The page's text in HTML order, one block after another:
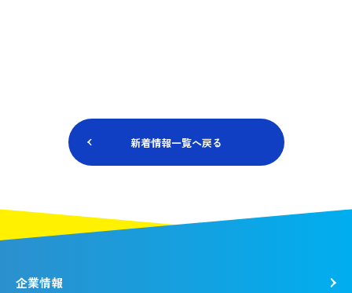
新着情報一覧へ戻る
企業情報